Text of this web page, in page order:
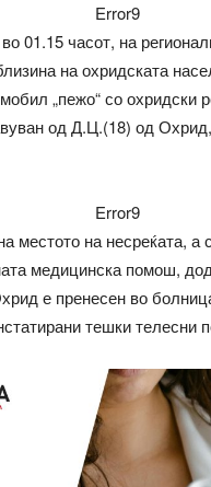
Error9
01.15 часот, на
на охридската
„пежо“ со охридски
од Д.Ц.(18) од
Error9
местото на несреќата, а
медицинска помош,
е пренесен во
тешки телесни